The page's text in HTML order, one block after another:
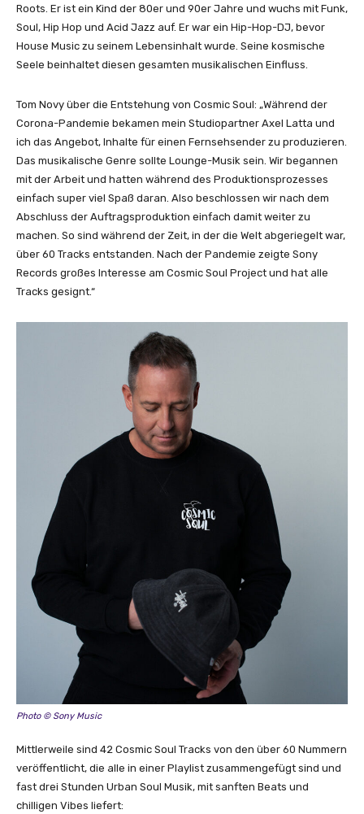
Roots. Er ist ein Kind der 80er und 90er Jahre und wuchs mit Funk,
Soul, Hip Hop und Acid Jazz auf. Er war ein Hip-Hop-DJ, bevor
House Music zu seinem Lebensinhalt wurde. Seine kosmische
Seele beinhaltet diesen gesamten musikalischen Einfluss.
Tom Novy über die Entstehung von Cosmic Soul: „Während der
Corona-Pandemie bekamen mein Studiopartner Axel Latta und
ich das Angebot, Inhalte für einen Fernsehsender zu produzieren.
Das musikalische Genre sollte Lounge-Musik sein. Wir begannen
mit der Arbeit und hatten während des Produktionsprozesses
einfach super viel Spaß daran. Also beschlossen wir nach dem
Abschluss der Auftragsproduktion einfach damit weiter zu
machen. So sind während der Zeit, in der die Welt abgeriegelt war,
über 60 Tracks entstanden. Nach der Pandemie zeigte Sony
Records großes Interesse am Cosmic Soul Project und hat alle
Tracks gesignt.“
Photo © Sony Music
Mittlerweile sind 42 Cosmic Soul Tracks von den über 60 Nummern
veröffentlicht, die alle in einer Playlist zusammengefügt sind und
fast drei Stunden Urban Soul Musik, mit sanften Beats und
chilligen Vibes liefert: